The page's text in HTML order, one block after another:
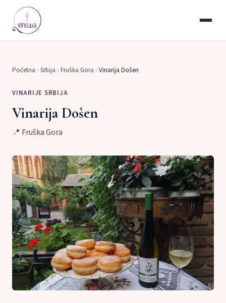
Početna › Srbija › Fruška Gora › Vinarija Došen
VINARIJE SRBIJA
Vinarija Došen
📍 Fruška Gora